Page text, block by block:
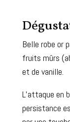
Belle robe or
fruits mûrs
et de vanille.
L’attaque en
persistance